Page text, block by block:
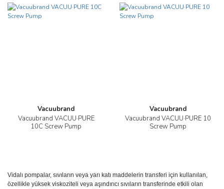
Vacuubrand
Vacuubrand VACUU·PURE
10C Screw Pump
Vacuubrand
Vacuubrand VACUU·PURE 10
Screw Pump
Vidalı pompalar, sıvıların veya yarı katı maddelerin transferi için kullanılan,
özellikle yüksek viskoziteli veya aşındırıcı sıvıların transferinde etkili olan